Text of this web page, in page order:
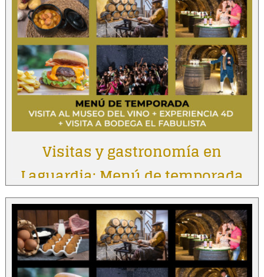
Visitas y gastronomía en
Laguardia: Menú de temporada